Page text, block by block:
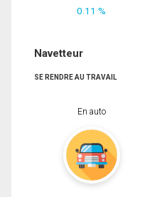
0.11 %
Navetteur
SE RENDRE AU TRAVAIL
En auto